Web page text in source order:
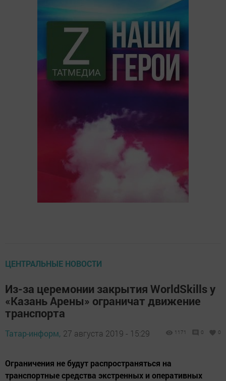
ЦЕНТРАЛЬНЫЕ НОВОСТИ
Из-за церемонии закрытия WorldSkills у
«Казань Арены» ограничат движение
транспорта
Татар-информ, 27 августа 2019 - 15:29 1171 0 0
Ограничения не будут распространяться на
транспортные средства экстренных и оперативных